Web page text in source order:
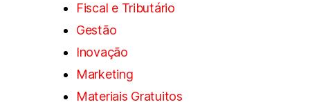
Fiscal e Tributário
Gestão
Inovação
Marketing
Materiais Gratuitos